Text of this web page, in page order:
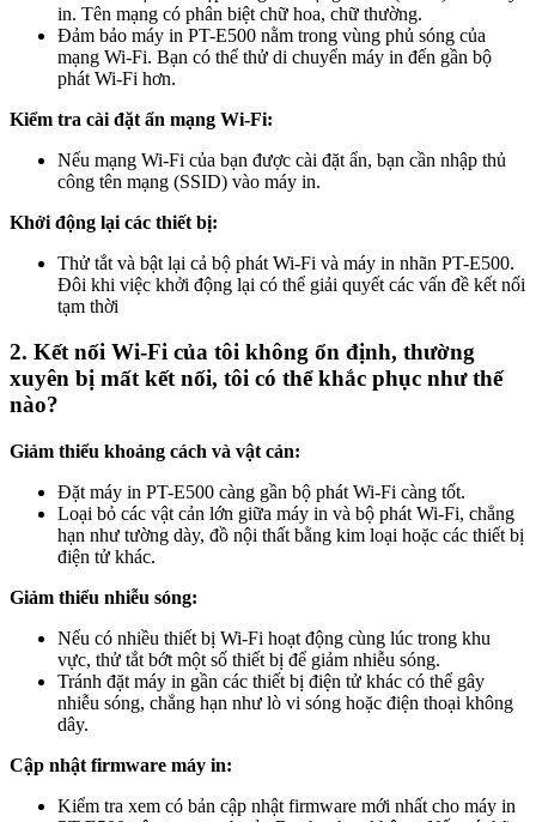
in. Tên mạng có phân biệt chữ hoa, chữ thường.
Đảm bảo máy in PT-E500 nằm trong vùng phủ sóng của
mạng Wi-Fi. Bạn có thể thử di chuyển máy in đến gần bộ
phát Wi-Fi hơn.
Kiểm tra cài đặt ẩn mạng Wi-Fi:
Nếu mạng Wi-Fi của bạn được cài đặt ẩn, bạn cần nhập thủ
công tên mạng (SSID) vào máy in.
Khởi động lại các thiết bị:
Thử tắt và bật lại cả bộ phát Wi-Fi và máy in nhãn PT-E500.
Đôi khi việc khởi động lại có thể giải quyết các vấn đề kết nối
tạm thời
2. Kết nối Wi-Fi của tôi không ổn định, thường
xuyên bị mất kết nối, tôi có thể khắc phục như thế
nào?
Giảm thiểu khoảng cách và vật cản:
Đặt máy in PT-E500 càng gần bộ phát Wi-Fi càng tốt.
Loại bỏ các vật cản lớn giữa máy in và bộ phát Wi-Fi, chẳng
hạn như tường dày, đồ nội thất bằng kim loại hoặc các thiết bị
điện tử khác.
Giảm thiểu nhiễu sóng:
Nếu có nhiều thiết bị Wi-Fi hoạt động cùng lúc trong khu
vực, thử tắt bớt một số thiết bị để giảm nhiễu sóng.
Tránh đặt máy in gần các thiết bị điện tử khác có thể gây
nhiễu sóng, chẳng hạn như lò vi sóng hoặc điện thoại không
dây.
Cập nhật firmware máy in:
Kiểm tra xem có bản cập nhật firmware mới nhất cho máy in